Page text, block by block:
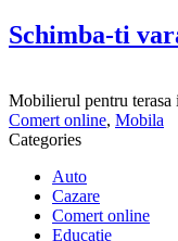
Schimba-ti
Mobilierul pentru terasa
Comert online, Mobila
Categories
Auto
Cazare
Comert online
Educatie